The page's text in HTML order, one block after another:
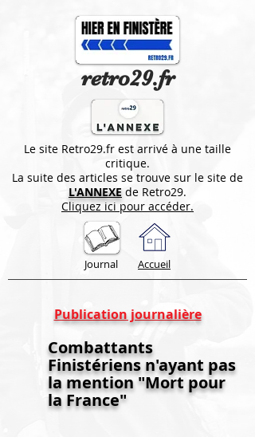
retro29.fr
Le site Retro29.fr est arrivé à une taille
critique.
La suite des articles se trouve sur le site de
L'ANNEXE de Retro29.
Cliquez ici pour accéder.
Journal Accueil
Publication journalière
Combattants
Finistériens n'ayant pas
la mention "Mort pour
la France"